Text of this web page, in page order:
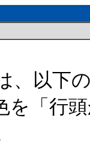
、以下
を「行